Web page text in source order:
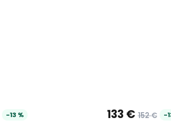
-13 % 133 €152 € -